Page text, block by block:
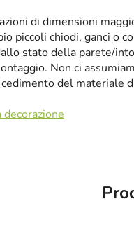
di dimensioni
piccoli chiodi, ganci o
stato della parete/
Non ci
del materiale